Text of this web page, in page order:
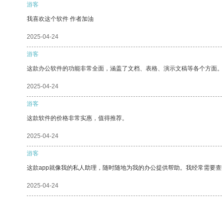
游客
我喜欢这个软件 作者加油
2025-04-24
游客
这款办公软件的功能非常全面，涵盖了文档、表格、演示文稿等各个方面
2025-04-24
游客
这款软件的价格非常实惠，值得推荐。
2025-04-24
游客
这款app就像我的私人助理，随时随地为我的办公提供帮助。我经常需要
2025-04-24